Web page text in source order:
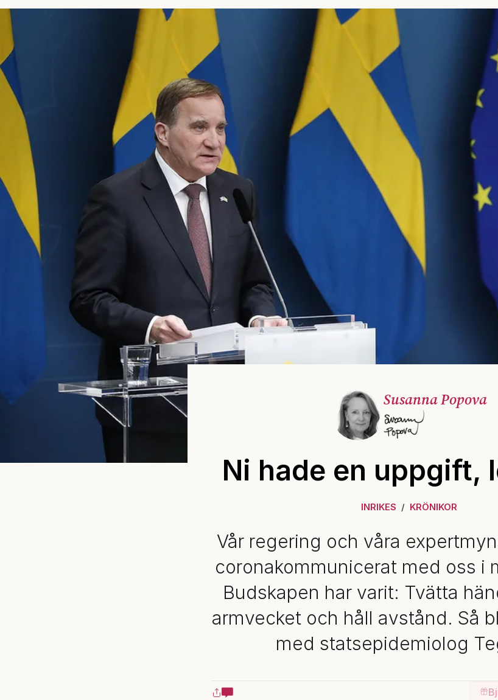
Susanna Popova
Ni hade en uppgift,
INRIKES KRÖNIKOR
Vår regering och våra
coronakommunicerat med oss i
Budskapen har varit: Tvätta
armvecket och håll avstånd. Så
med statsepidemiolog